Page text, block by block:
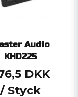
Audio
KHD225
DKK
/ Styck